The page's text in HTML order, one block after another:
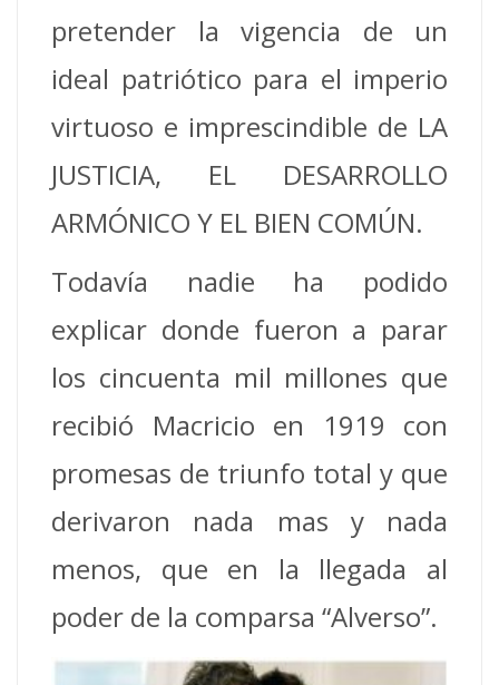
pretender la vigencia de un
ideal patriótico para el imperio
virtuoso e imprescindible de LA
JUSTICIA, EL DESARROLLO
ARMÓNICO Y EL BIEN COMÚN.
Todavía nadie ha podido
explicar donde fueron a parar
los cincuenta mil millones que
recibió Macricio en 1919 con
promesas de triunfo total y que
derivaron nada mas y nada
menos, que en la llegada al
poder de la comparsa “Alverso”.